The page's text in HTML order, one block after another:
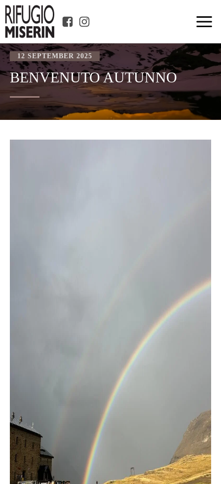
12 SEPTEMBER 2025
BENVENUTO AUTUNNO